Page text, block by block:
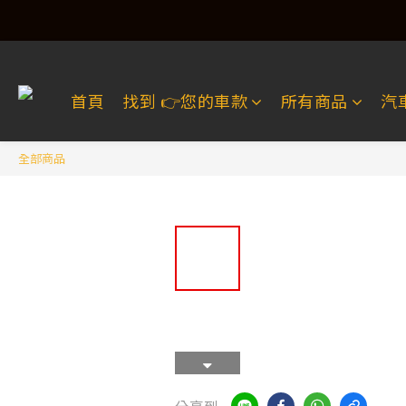
首頁 找到 👉️您的車款 所有商品 汽
全部商品